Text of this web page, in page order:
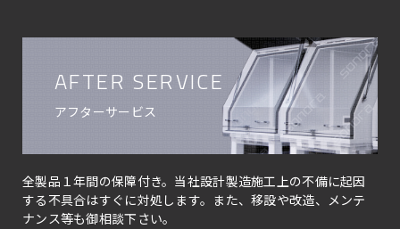
AFTER SERVICE
アフターサービス
全製品１年間の保障付き。当社設計製造施工上の不備に起因
する不具合はすぐに対処します。また、移設や改造、メンテ
ナンス等も御相談下さい。